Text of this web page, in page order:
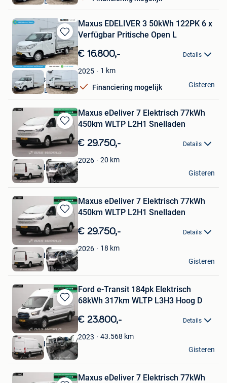
Bewaren
in
Mijn
Favorieten
Maxus EDELIVER 3 50kWh 122PK 6 x
Verfügbar Pritische Open L
€ 16.800,- Details
2025 1 km
Financiering mogelijk
Boss Vans
VELDHOVEN
Gisteren
Bewaren
in
Mijn
Favorieten
Maxus eDeliver 7 Elektrisch 77kWh
450km WLTP L2H1 Snelladen
€ 29.750,- Details
2026 20 km
BAS World
Veghel
Gisteren
Bewaren
in
Mijn
Favorieten
Maxus eDeliver 7 Elektrisch 77kWh
450km WLTP L2H1 Snelladen
€ 29.750,- Details
2026 18 km
BAS World
Veghel
Gisteren
Bewaren
in
Mijn
Favorieten
Ford e-Transit 184pk Elektrisch
68kWh 317km WLTP L3H3 Hoog D
€ 23.800,- Details
2023 43.568 km
BAS World
Veghel
Gisteren
Maxus eDeliver 7 Elektrisch 77kWh